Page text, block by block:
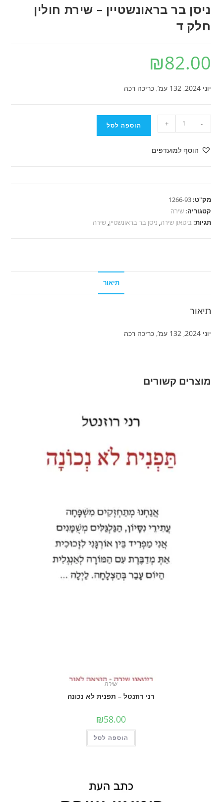
ניסן בר בראונשטיין – שירת חולין
חלק ד
₪82.00
יוני 2024, 132 עמ’, כריכה רכה
של
ניסן
חלק
-
+ הוספה לסל
הוסף למועדפים
מק"ט:1266-93
קטגוריה:שירה
תגיות:ביטאון שירה, ניסן בר בראונשטיין,שירה
תיאור
תיאור
יוני 2024, 132 עמ’, כריכה רכה
מוצרים קשורים
שירה
רני רוזנטל – תפנית לא נכונה
₪58.00
הוספה לסל